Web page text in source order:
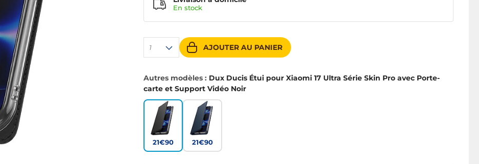
1 AJOUTER AU PANIER
En stock
Autres modèles : Dux Ducis Étui pour Xiaomi 17 Ultra Série Skin Pro avec Porte-
carte et Support Vidéo Noir
21€90 21€90